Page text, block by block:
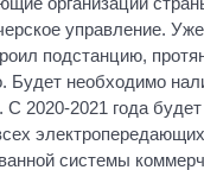
управление.
подстанцию,
Будет необходимо
С 2020-2021 года
системы